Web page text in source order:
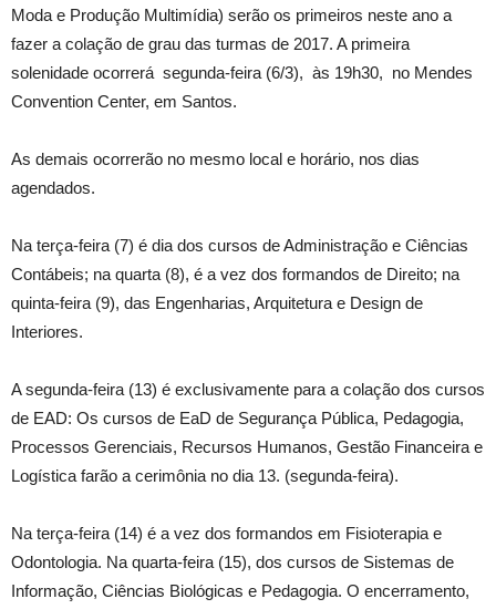
Moda e Produção Multimídia) serão os primeiros neste ano a
fazer a colação de grau das turmas de 2017. A primeira
solenidade ocorrerá segunda-feira (6/3), às 19h30, no Mendes
Convention Center, em Santos.
As demais ocorrerão no mesmo local e horário, nos dias
agendados.
Na terça-feira (7) é dia dos cursos de Administração e Ciências
Contábeis; na quarta (8), é a vez dos formandos de Direito; na
quinta-feira (9), das Engenharias, Arquitetura e Design de
Interiores.
A segunda-feira (13) é exclusivamente para a colação dos cursos
de EAD: Os cursos de EaD de Segurança Pública, Pedagogia,
Processos Gerenciais, Recursos Humanos, Gestão Financeira e
Logística farão a cerimônia no dia 13. (segunda-feira).
Na terça-feira (14) é a vez dos formandos em Fisioterapia e
Odontologia. Na quarta-feira (15), dos cursos de Sistemas de
Informação, Ciências Biológicas e Pedagogia. O encerramento,